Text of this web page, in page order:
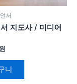
서
지도사 / 미디어
원
니